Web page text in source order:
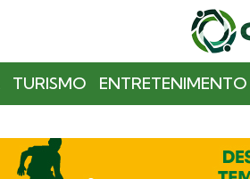
TURISMO ENTRETENIMENTO